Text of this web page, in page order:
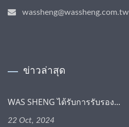
wassheng@wassheng.com.tw
ข่าวล่าสุด
WAS SHENG ได้รับการรับรอง...
22 Oct, 2024